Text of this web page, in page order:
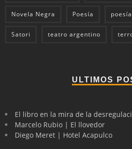
Novela Negra Poesía
Satori teatro argentino
ULTIMOS
El libro en la mira de la
Marcelo Rubio | El llovedor
Diego Meret | Hotel Acapulco